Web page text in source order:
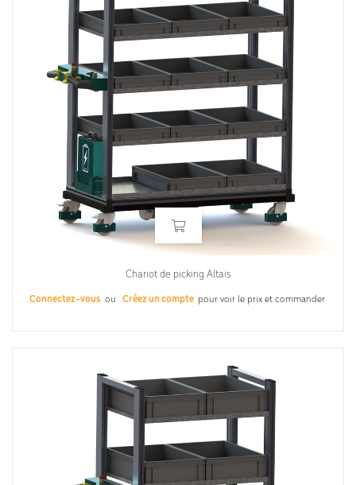
Chariot de picking Altais
Connectez-vous ou Créez un compte pour voir le prix et commander.